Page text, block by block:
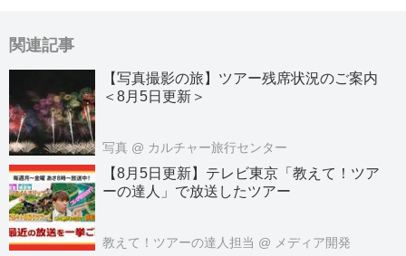
関連記事
【写真撮影の旅】ツアー残席状況のご案内
＜8月5日更新＞
写真 @ カルチャー旅行センター
【8月5日更新】テレビ東京「教えて！ツア
ーの達人」で放送したツアー
教えて！ツアーの達人担当 @ メディア開発